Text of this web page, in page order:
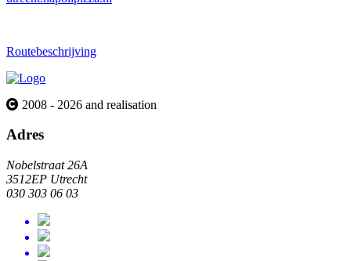
Routebeschrijving
2008 - 2026 and realisation
Adres
Nobelstraat 26A
3512EP Utrecht
030 303 06 03